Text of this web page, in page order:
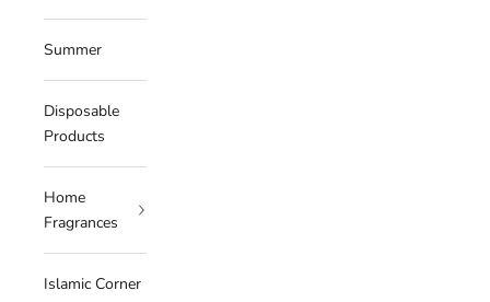
Summer
Disposable
Products
Home
Fragrances
Islamic Corner